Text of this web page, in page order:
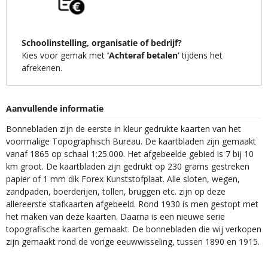
Schoolinstelling, organisatie of bedrijf?
Kies voor gemak met ‘Achteraf betalen’tijdens het
afrekenen.
Aanvullende informatie
Bonnebladen zijn de eerste in kleur gedrukte kaarten van het
voormalige Topographisch Bureau. De kaartbladen zijn gemaakt
vanaf 1865 op schaal 1:25.000. Het afgebeelde gebied is 7 bij 10
km groot. De kaartbladen zijn gedrukt op 230 grams gestreken
papier of 1 mm dik Forex Kunststofplaat. Alle sloten, wegen,
zandpaden, boerderijen, tollen, bruggen etc. zijn op deze
allereerste stafkaarten afgebeeld. Rond 1930 is men gestopt met
het maken van deze kaarten. Daarna is een nieuwe serie
topografische kaarten gemaakt. De bonnebladen die wij verkopen
zijn gemaakt rond de vorige eeuwwisseling, tussen 1890 en 1915.